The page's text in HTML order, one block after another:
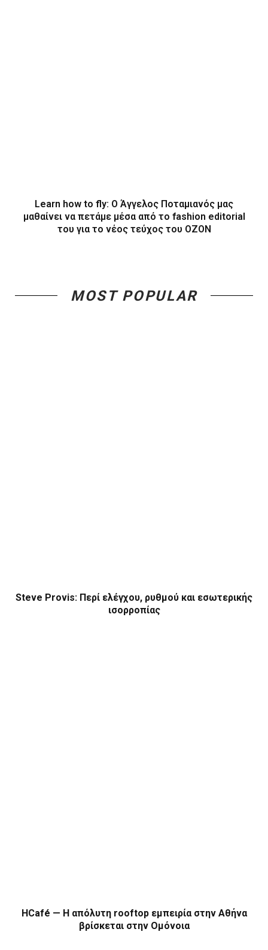
Learn how to fly: O Άγγελος Ποταμιανός μας
μαθαίνει να πετάμε μέσα από το fashion editorial
του για το νέος τεύχος του ΟΖΟΝ
MOST POPULAR
Steve Provis: Περί ελέγχου, ρυθμού και εσωτερικής
ισορροπίας
HCafé — Η απόλυτη rooftop εμπειρία στην Αθήνα
βρίσκεται στην Ομόνοια